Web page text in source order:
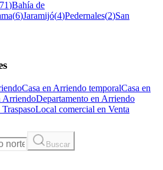
71)Bahía de
(6)Jaramijó(4)Pedernales(2)San
Casa en Arriendo temporalCasa en
ArriendoDepartamento en Arriendo
Local comercial en Venta
Buscar